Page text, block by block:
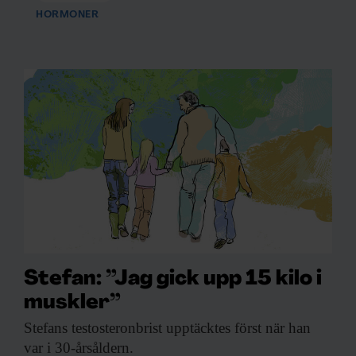
HORMONER
Stefan: ”Jag gick upp 15 kilo i
muskler”
Stefans testosteronbrist upptäcktes först när han
var i 30-årsåldern.